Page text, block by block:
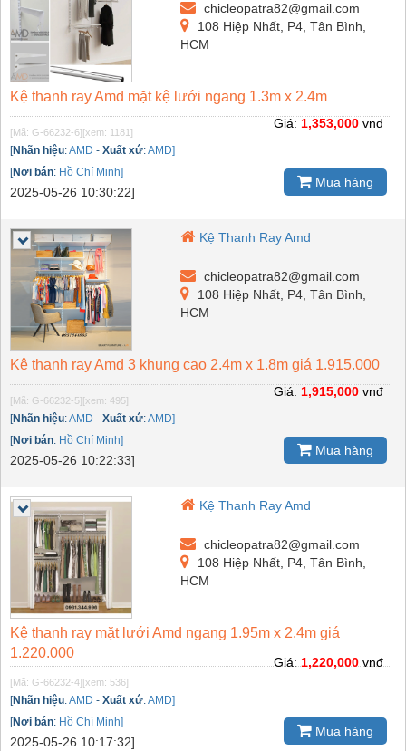
chicleopatra82@gmail.com
108 Hiệp Nhất, P4, Tân Bình,
HCM
Kệ thanh ray Amd mặt kệ lưới ngang 1.3m x 2.4m
[Mã: G-66232-6] [xem: 1181]
[Nhãn hiệu:AMD - Xuất xứ:AMD]
[Nơi bán: Hồ Chí Minh]
2025-05-26 10:30:22]
Giá: 1,353,000 vnđ
Mua hàng
Kệ Thanh Ray Amd
chicleopatra82@gmail.com
108 Hiệp Nhất, P4, Tân Bình,
HCM
Kệ thanh ray Amd 3 khung cao 2.4m x 1.8m giá 1.915.000
[Mã: G-66232-5] [xem: 495]
[Nhãn hiệu:AMD - Xuất xứ:AMD]
[Nơi bán: Hồ Chí Minh]
2025-05-26 10:22:33]
Giá: 1,915,000 vnđ
Mua hàng
Kệ Thanh Ray Amd
chicleopatra82@gmail.com
108 Hiệp Nhất, P4, Tân Bình,
HCM
Kệ thanh ray mặt lưới Amd ngang 1.95m x 2.4m giá
1.220.000
[Mã: G-66232-4] [xem: 536]
[Nhãn hiệu:AMD - Xuất xứ:AMD]
[Nơi bán: Hồ Chí Minh]
2025-05-26 10:17:32]
Giá:1,220,000vnđ
Mua hàng